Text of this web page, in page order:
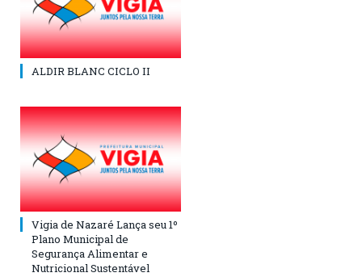
ALDIR BLANC CICLO II
Vigia de Nazaré Lança seu 1º
Plano Municipal de
Segurança Alimentar e
Nutricional Sustentável